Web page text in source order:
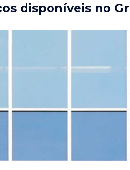
disponíveis no